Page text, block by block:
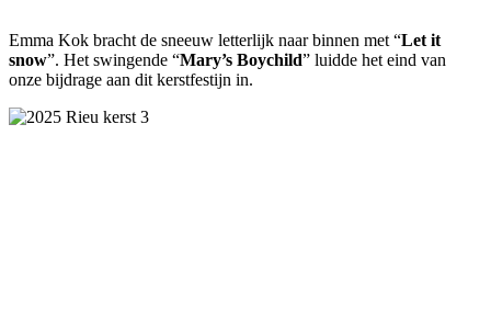
Emma Kok bracht de sneeuw letterlijk naar binnen met “Let it
snow”. Het swingende “Mary’s Boychild” luidde het eind van
onze bijdrage aan dit kerstfestijn in.